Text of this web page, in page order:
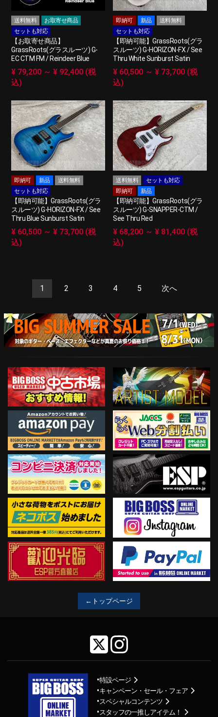
送料無料
お取寄せ商品
セットも対応
【お取寄せ商品】
GrassRoots(グラスルーツ) G-
EC CTM FM / Reindeer Blue
¥ 79,200 ～ ¥ 92,400 (税
込)
即納可 新品
送料無料
セットも対応
【即納可能】GrassRoots(グラ
スルーツ) G-HORIZON-FX / See
Thru White Sunburst Satin
¥ 60,500 ～ ¥ 73,700 (税
込)
即納可 新品
送料無料
セットも対応
【即納可能】GrassRoots(グラ
スルーツ) G-HORIZON-FX / See
Thru Blue Sunburst Satin
¥ 60,500 ～ ¥ 73,700 (税
込)
送料無料
セットも対応
即納可
新品
【即納可能】GrassRoots(グラ
スルーツ) G-SNAPPER-CTM /
See Thru Red
¥ 68,200 ～ ¥ 81,400 (税
込)
1 2 3 4 5 次へ
←トップページ
特設ページ
キャンペーン・セール・フェア
スペシャルコンテンツ
スタッフの一推しアイテム！